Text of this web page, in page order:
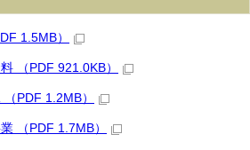
1.5MB）
（PDF 921.0KB）
PDF 1.2MB）
（PDF 1.7MB）